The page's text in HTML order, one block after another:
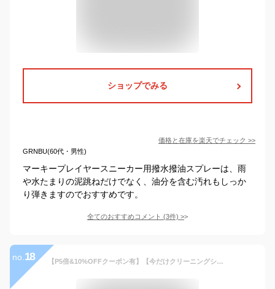
ショップでみる
価格と在庫を楽天でチェック >>
GRNBU(60代・男性)
マーキープレイヤースニーカー用撥水撥油スプレーは、雨
や水たまりの泥跳ねだけでなく、油分を含む汚れもしっか
り弾きますのでおすすめです。
全てのおすすめコメント (3件) >
no. 18 【P5倍&10%OFFクーポン有】【今だけクリーニングシート付】アメダス シューケア コロンブス スニーカーケア スニーカークリーナー 防水スプレー ファストケアセット お手入れ 選べるアメダス 60ml 180ml 馬毛ブラシ ゴムクリーナー 汚れ落とし 靴磨きキャンバス 本革 布地